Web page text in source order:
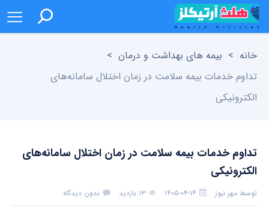
خانه > بیمه های بهداشت و درمان >
تداوم خدمات بیمه سلامت در زمان اختلال سامانه‌های
الکترونیکی
تداوم خدمات بیمه سلامت در زمان اختلال سامانه‌های
الکترونیکی
توسط مهر نیوز ۱۴۰۵-۰۴-۱۴ ۱۳ بازدید بدون دیدگاه